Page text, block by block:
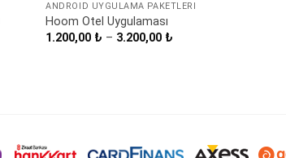
ANDROID UYGULAMA PAKETLERI
Hoom Otel Uygulaması
1.200,00 ₺ – 3.200,00 ₺